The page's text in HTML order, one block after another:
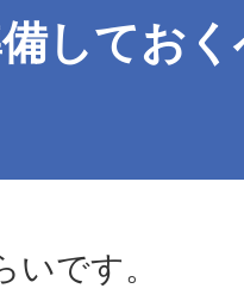
してお
いです。